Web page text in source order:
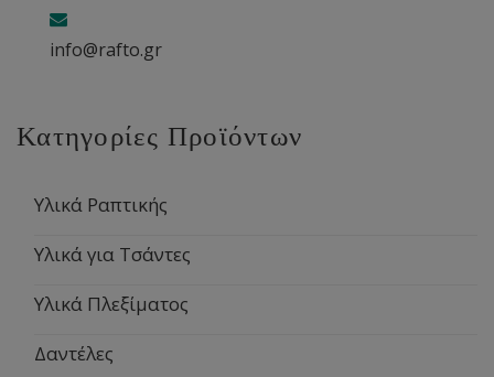
info@rafto.gr
Κατηγορίες Προϊόντων
Υλικά Ραπτικής
Υλικά για Τσάντες
Υλικά Πλεξίματος
Δαντέλες